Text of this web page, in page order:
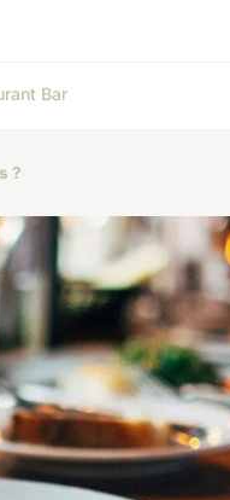
Bar
?